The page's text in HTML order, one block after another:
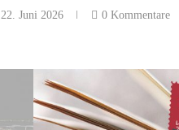
22. Juni 2026 0 Kommentare